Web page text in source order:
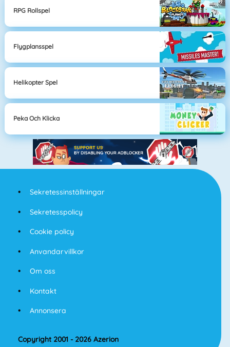
RPG Rollspel
Flygplansspel
Helikopter Spel
Peka Och Klicka
Sekretessinställningar
Sekretesspolicy
Cookie policy
Anvandarvillkor
Om oss
Kontakt
Annonsera
Copyright 2001 - 2026 Azerion